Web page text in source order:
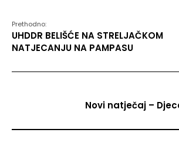
Prethodno:
UHDDR BELIŠĆE NA STRELJAČKOM
NATJECANJU NA PAMPASU
Novi natječaj –